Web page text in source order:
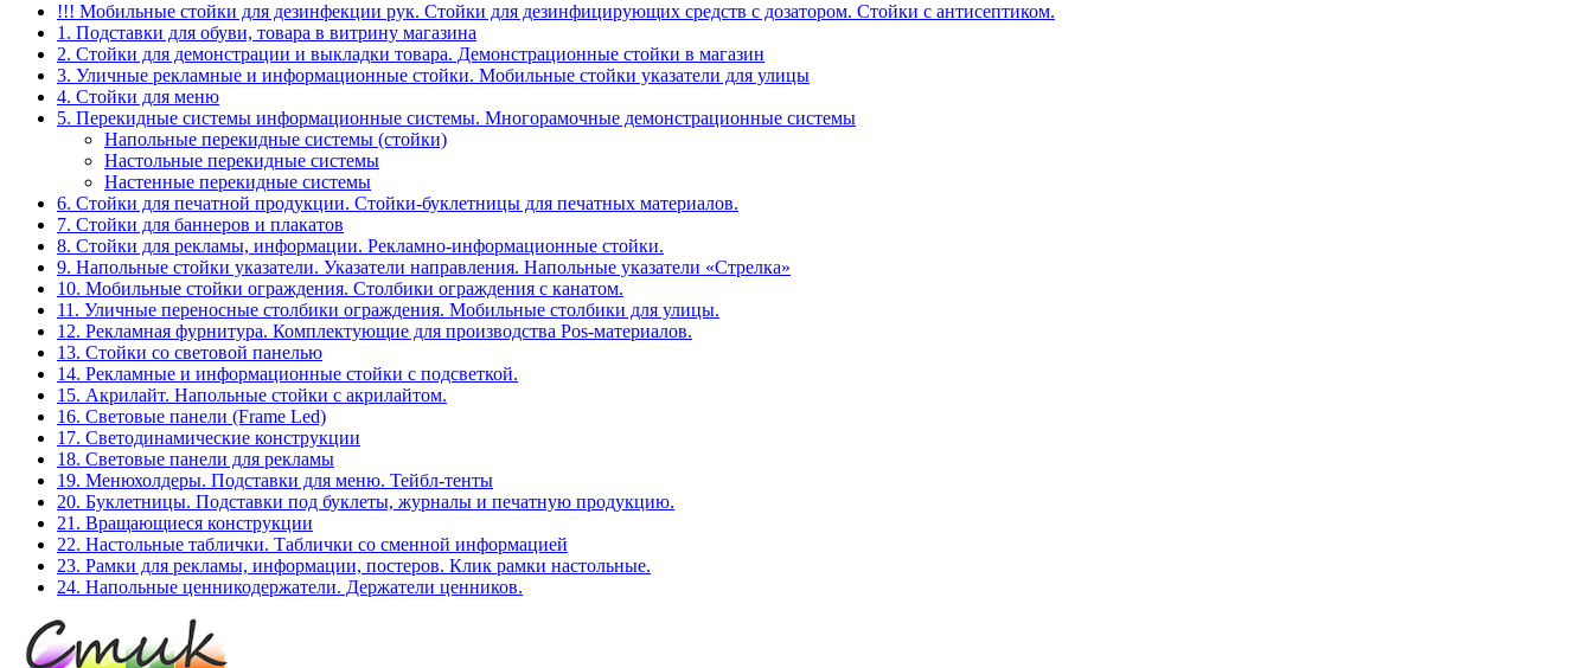
!!! Мобильные стойки для дезинфекции рук. Стойки для дезинфицирующих средств с дозатором. Стойки с антисептиком.
1. Подставки для обуви, товара в витрину магазина
2. Стойки для демонстрации и выкладки товара. Демонстрационные стойки в магазин
3. Уличные рекламные и информационные стойки. Мобильные стойки указатели для улицы
4. Стойки для меню
5. Перекидные системы информационные системы. Многорамочные демонстрационные системы
Напольные перекидные системы (стойки)
Настольные перекидные системы
Настенные перекидные системы
6. Стойки для печатной продукции. Стойки-буклетницы для печатных материалов.
7. Стойки для баннеров и плакатов
8. Стойки для рекламы, информации. Рекламно-информационные стойки.
9. Напольные стойки указатели. Указатели направления. Напольные указатели «Стрелка»
10. Мобильные стойки ограждения. Столбики ограждения с канатом.
11. Уличные переносные столбики ограждения. Мобильные столбики для улицы.
12. Рекламная фурнитура. Комплектующие для производства Pos-материалов.
13. Стойки со световой панелью
14. Рекламные и информационные стойки с подсветкой.
15. Акрилайт. Напольные стойки с акрилайтом.
16. Световые панели (Frame Led)
17. Светодинамические конструкции
18. Световые панели для рекламы
19. Менюхолдеры. Подставки для меню. Тейбл-тенты
20. Буклетницы. Подставки под буклеты, журналы и печатную продукцию.
21. Вращающиеся конструкции
22. Настольные таблички. Таблички со сменной информацией
23. Рамки для рекламы, информации, постеров. Клик рамки настольные.
24. Напольные ценникодержатели. Держатели ценников.